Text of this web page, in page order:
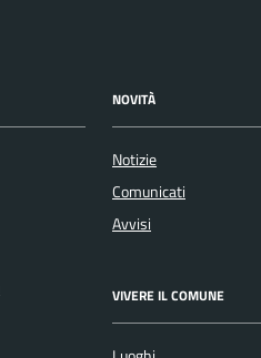
NOVITÀ
Notizie
Comunicati
Avvisi
VIVERE IL COMUNE